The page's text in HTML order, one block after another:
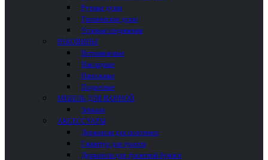
Ручные души
Тропические души
Угловые соединения
РАКОВИНЫ
Встраиваемые
Накладные
Напольные
Подвесные
МЕБЕЛЬ ДЛЯ ВАННОЙ
Зеркала
АКСЕССУАРЫ
Держатели для полотенец
Гарнитур для туалета
Держатели для туалетной бумаги